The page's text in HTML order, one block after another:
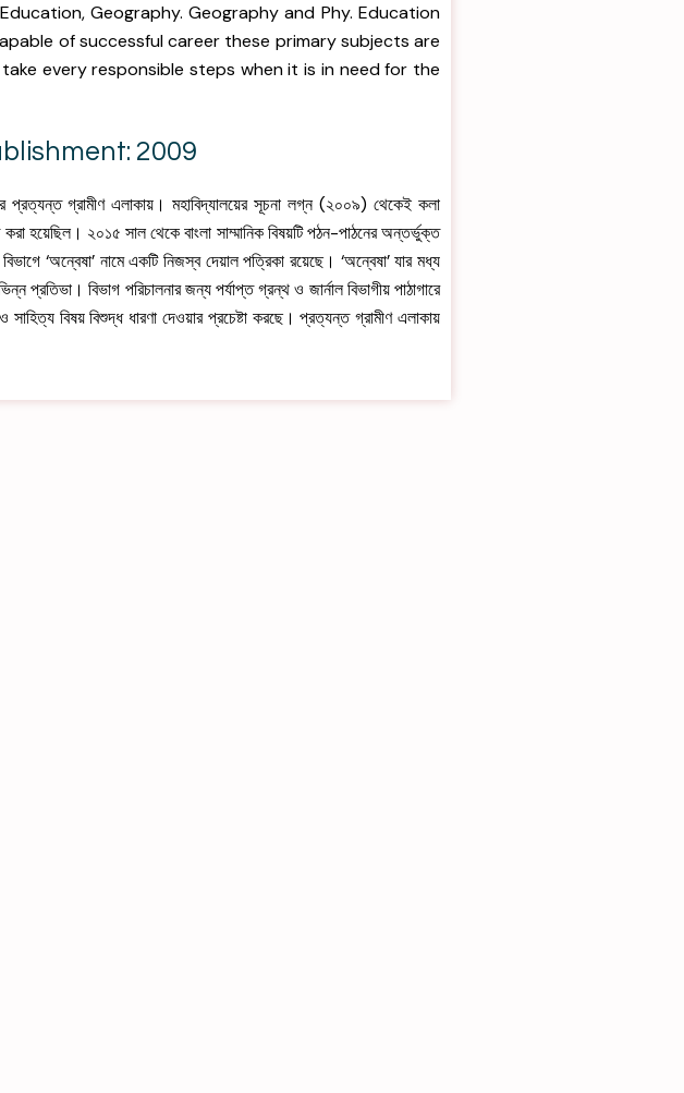
Geography. Geography and Phy. Education
of successful career these primary subjects are
every responsible steps when it is in need for the
2009
প্রত্যন্ত গ্রামীণ এলাকায়। মহাবিদ্যালয়ের সূচনা লগ্ন (২০০৯) থেকেই কলা
হয়েছিল। ২০১৫ সাল থেকে বাংলা সাম্মানিক বিষয়টি পঠন-পাঠনের অন্তর্ভুক্ত
‘অন্বেষা’ নামে একটি নিজস্ব দেয়াল পত্রিকা রয়েছে। ‘অন্বেষা’ যার মধ্য
প্রতিভা। বিভাগ পরিচালনার জন্য পর্যাপ্ত গ্রন্থ ও জার্নাল বিভাগীয় পাঠাগারে
সাহিত্য বিষয় বিশুদ্ধ ধারণা দেওয়ার প্রচেষ্টা করছে। প্রত্যন্ত গ্রামীণ এলাকায়